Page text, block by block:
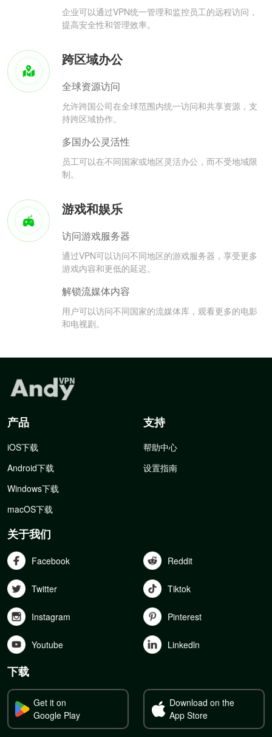
企业可以通过VPN统一管理和监控员工的远程访问，
提高安全性和管理效率。
跨区域办公
全球资源访问
允许跨国公司在全球范围内统一访问和共享资源，支
持跨区域协作。
多国办公灵活性
员工可以在不同国家或地区灵活办公，而不受地域限
制。
游戏和娱乐
访问游戏服务器
通过VPN可以访问不同地区的游戏服务器，享受更多
游戏内容和更低的延迟。
解锁流媒体内容
用户可以访问不同国家的流媒体库，观看更多的电影
和电视剧。
产品
iOS下载
Android下载
Windows下载
macOS下载
支持
帮助中心
设置指南
关于我们
Facebook Reddit
Twitter Tiktok
Instagram Pinterest
Youtube Linkedln
下载
Get it on
Google Play
Download on the
App Store